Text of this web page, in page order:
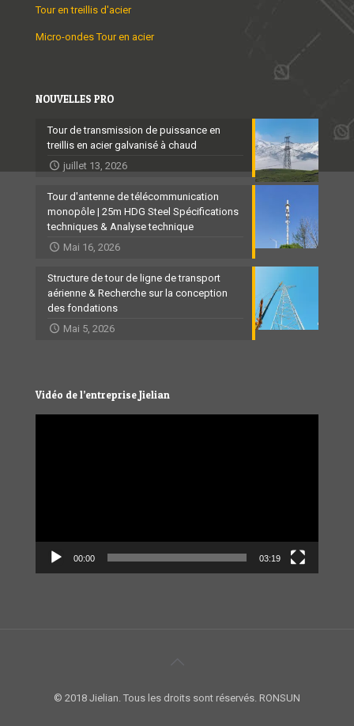
Tour en treillis d'acier
Micro-ondes Tour en acier
NOUVELLES PRO
Tour de transmission de puissance en
treillis en acier galvanisé à chaud
juillet 13, 2026
Tour d'antenne de télécommunication
monopôle | 25m HDG Steel Spécifications
techniques & Analyse technique
Mai 16, 2026
Structure de tour de ligne de transport
aérienne & Recherche sur la conception
des fondations
Mai 5, 2026
Vidéo de l’entreprise Jielian
00:00 03:19
© 2018 Jielian. Tous les droits sont réservés. RONSUN